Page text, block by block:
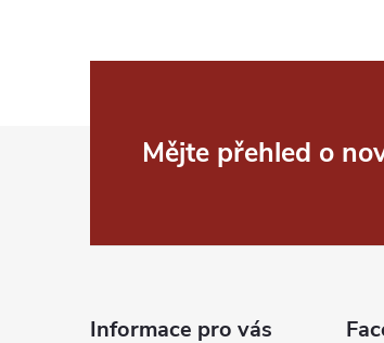
Mějte přehled o
Informace pro vás